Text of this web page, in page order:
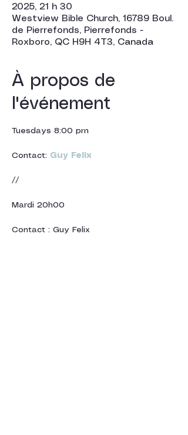
2025, 21 h 30
Westview Bible Church, 16789 Boul.
de Pierrefonds, Pierrefonds -
Roxboro, QC H9H 4T3, Canada
À propos de
l'événement
Tuesdays 8:00 pm
Contact: Guy Felix
//
Mardi 20h00
Contact : Guy Felix